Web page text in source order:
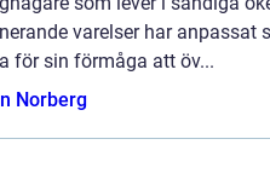
varelser har anpassat
för sin förmåga att öv...
Norberg